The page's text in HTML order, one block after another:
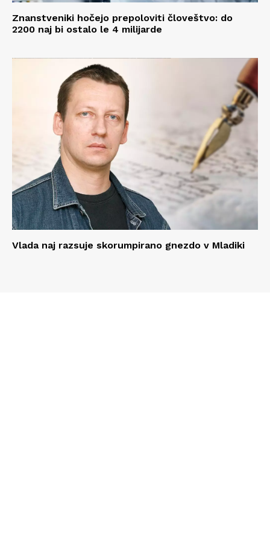
Znanstveniki hočejo prepoloviti človeštvo: do
2200 naj bi ostalo le 4 milijarde
Vlada naj razsuje skorumpirano gnezdo v Mladiki